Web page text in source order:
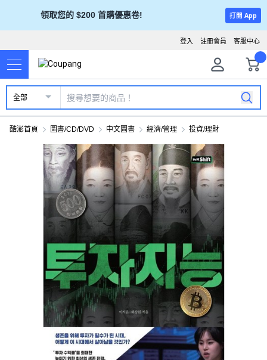
領取您的 $200 首購優惠卷! 打開 App
客服中心
註冊會員
登入
全部
酷澎首頁 圖書/CD/DVD 中文圖書 經濟/管理 投資/理財